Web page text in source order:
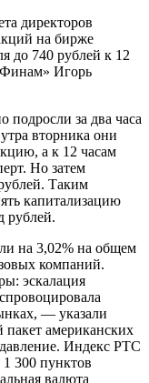
директоров
на бирже
до 740 рублей к 12
Игорь
за два часа
вторника они
а к 12 часам
Но затем
Таким
капитализацию
рублей.
на 3,02% на общем
компаний.
эскалация
— указали
американских
Индекс РТС
300 пунктов
валюта